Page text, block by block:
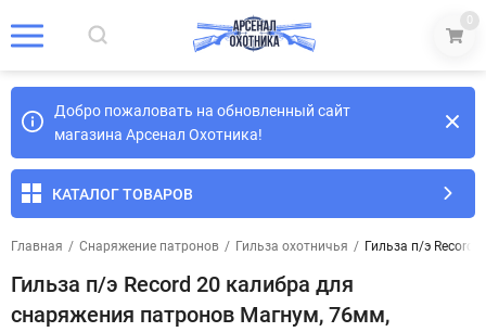
0
Добро пожаловать на обновленный сайт
магазина Арсенал Охотника!
КАТАЛОГ ТОВАРОВ
Главная / Снаряжение патронов / Гильза охотничья / Гильза п/э Record
Гильза п/э Record 20 калибра для
снаряжения патронов Магнум, 76мм,